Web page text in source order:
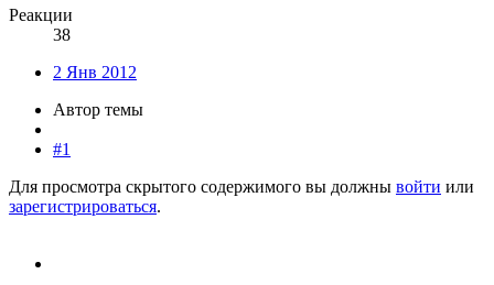
Реакции
38
2 Янв 2012
Автор темы
#1
Для просмотра скрытого содержимого вы должны войти или
зарегистрироваться.